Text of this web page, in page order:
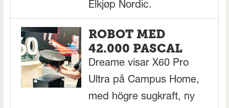
Elkjøp Nordic.
ROBOT MED
42.000 PASCAL
Dreame visar X60 Pro
Ultra på Campus Home,
med högre sugkraft, ny